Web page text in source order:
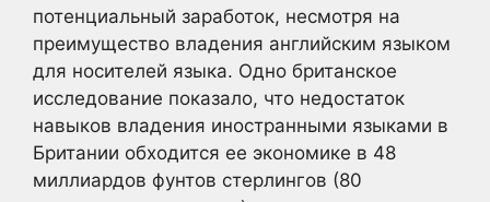
потенциальный заработок, несмотря на
преимущество владения английским языком
для носителей языка. Одно британское
исследование показало, что недостаток
навыков владения иностранными языками в
Британии обходится ее экономике в 48
миллиардов фунтов стерлингов (80